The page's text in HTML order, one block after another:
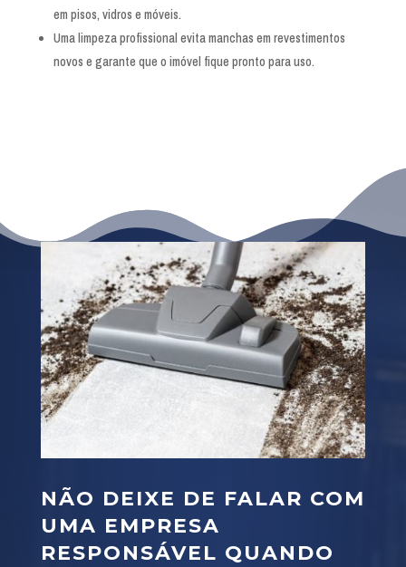
em pisos, vidros e móveis.
Uma limpeza profissional evita manchas em revestimentos
novos e garante que o imóvel fique pronto para uso.
NÃO DEIXE DE FALAR COM
UMA EMPRESA
RESPONSÁVEL QUANDO